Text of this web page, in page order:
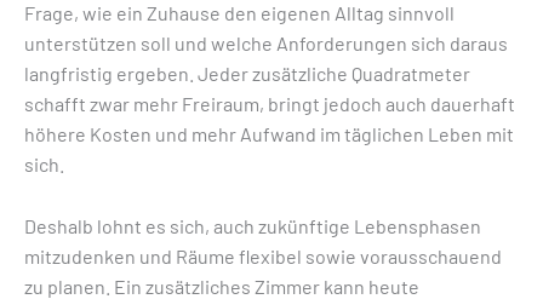
Frage, wie ein Zuhause den eigenen Alltag sinnvoll
unterstützen soll und welche Anforderungen sich daraus
langfristig ergeben. Jeder zusätzliche Quadratmeter
schafft zwar mehr Freiraum, bringt jedoch auch dauerhaft
höhere Kosten und mehr Aufwand im täglichen Leben mit
sich.
Deshalb lohnt es sich, auch zukünftige Lebensphasen
mitzudenken und Räume flexibel sowie vorausschauend
zu planen. Ein zusätzliches Zimmer kann heute